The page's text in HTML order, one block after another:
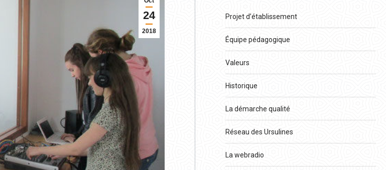
24
2018
Projet d’établissement
Équipe pédagogique
Valeurs
Historique
La démarche qualité
Réseau des Ursulines
La webradio